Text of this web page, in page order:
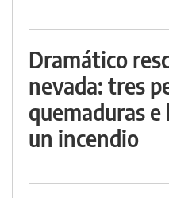
Dramático
nevada: tres
quemaduras
un incendio